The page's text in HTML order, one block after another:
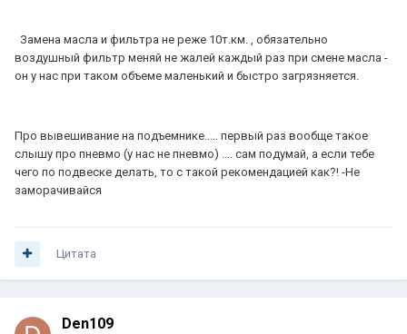
Замена масла и фильтра не реже 10т.км. , обязательно
воздушный фильтр меняй не жалей каждый раз при смене масла -
он у нас при таком объеме маленький и быстро загрязняется.
Про вывешивание на подъемнике..... первый раз вообще такое
слышу про пневмо (у нас не пневмо) .... сам подумай, а если тебе
чего по подвеске делать, то с такой рекомендацией как?! -Не
заморачивайся
Цитата
Den109